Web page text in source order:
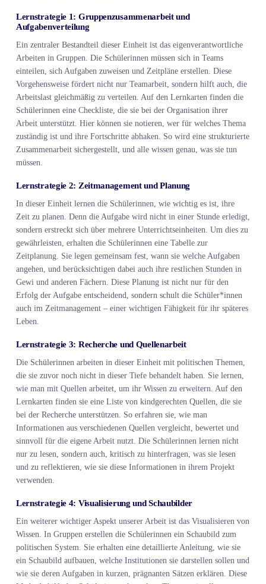
Lernstrategie 1: Gruppenzusammenarbeit und
Aufgabenverteilung
Ein zentraler Bestandteil dieser Einheit ist das eigenverantwortliche
Arbeiten in Gruppen. Die Schülerinnen müssen sich in Teams
einteilen, sich Aufgaben zuweisen und Zeitpläne erstellen. Diese
Vorgehensweise fördert nicht nur Teamarbeit, sondern hilft auch, die
Arbeitslast gleichmäßig zu verteilen. Auf den Lernkarten finden die
Schülerinnen eine Checkliste, die sie bei der Organisation ihrer
Arbeit unterstützt. Hier können sie notieren, wer für welches Thema
zuständig ist und ihre Fortschritte abhaken. So wird eine strukturierte
Zusammenarbeit sichergestellt, und alle wissen genau, was sie tun
müssen.
Lernstrategie 2: Zeitmanagement und Planung
In dieser Einheit lernen die Schülerinnen, wie wichtig es ist, ihre
Zeit zu planen. Denn die Aufgabe wird nicht in einer Stunde erledigt,
sondern erstreckt sich über mehrere Unterrichtseinheiten. Um dies zu
gewährleisten, erhalten die Schülerinnen eine Tabelle zur
Zeitplanung. Sie legen gemeinsam fest, wann sie welche Aufgaben
angehen, und berücksichtigen dabei auch ihre restlichen Stunden in
Gewi und anderen Fächern. Diese Planung ist nicht nur für den
Erfolg der Aufgabe entscheidend, sondern schult die Schüler*innen
auch im Zeitmanagement – einer wichtigen Fähigkeit für ihr späteres
Leben.
Lernstrategie 3: Recherche und Quellenarbeit
Die Schülerinnen arbeiten in dieser Einheit mit politischen Themen,
die sie zuvor noch nicht in dieser Tiefe behandelt haben. Sie lernen,
wie man mit Quellen arbeitet, um ihr Wissen zu erweitern. Auf den
Lernkarten finden sie eine Liste von kindgerechten Quellen, die sie
bei der Recherche unterstützen. So erfahren sie, wie man
Informationen aus verschiedenen Quellen vergleicht, bewertet und
sinnvoll für die eigene Arbeit nutzt. Die Schülerinnen lernen nicht
nur zu lesen, sondern auch, kritisch zu hinterfragen, was sie lesen
und zu reflektieren, wie sie diese Informationen in ihrem Projekt
verwenden.
Lernstrategie 4: Visualisierung und Schaubilder
Ein weiterer wichtiger Aspekt unserer Arbeit ist das Visualisieren von
Wissen. In Gruppen erstellen die Schülerinnen ein Schaubild zum
politischen System. Sie erhalten eine detaillierte Anleitung, wie sie
ein Schaubild aufbauen, welche Institutionen sie darstellen sollen und
wie sie deren Aufgaben in kurzen, prägnanten Sätzen erklären. Diese